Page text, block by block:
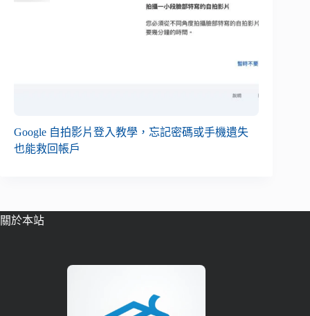
Google 自拍影片登入教學，忘記密碼或手機遺失
也能救回帳戶
關於本站